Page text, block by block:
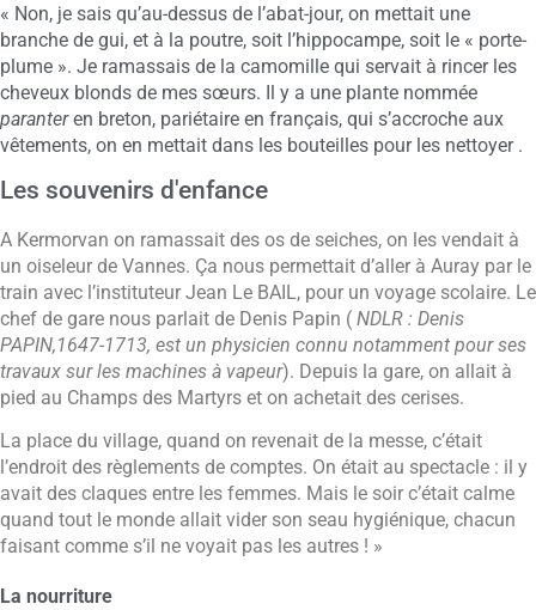
« Non, je sais qu’au-dessus de l’abat-jour, on mettait une
branche de gui, et à la poutre, soit l’hippocampe, soit le « porte-
plume ». Je ramassais de la camomille qui servait à rincer les
cheveux blonds de mes sœurs. Il y a une plante nommée
paranteren breton, pariétaire en français, qui s’accroche aux
vêtements, on en mettait dans les bouteilles pour les nettoyer .
Les souvenirs d'enfance
A Kermorvan on ramassait des os de seiches, on les vendait à
un oiseleur de Vannes. Ça nous permettait d’aller à Auray par le
train avec l’instituteur Jean Le BAIL, pour un voyage scolaire. Le
chef de gare nous parlait de Denis Papin ( NDLR : Denis
PAPIN,1647-1713, est un physicien connu notamment pour ses
travaux sur les machines à vapeur). Depuis la gare, on allait à
pied au Champs des Martyrs et on achetait des cerises.
La place du village, quand on revenait de la messe, c’était
l’endroit des règlements de comptes. On était au spectacle : il y
avait des claques entre les femmes. Mais le soir c’était calme
quand tout le monde allait vider son seau hygiénique, chacun
faisant comme s’il ne voyait pas les autres ! »
La nourriture